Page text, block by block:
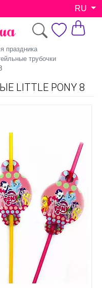
RU
праздника
трубочки
LITTLE PONY 8